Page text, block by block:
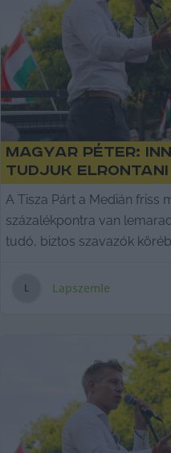
Magyar Péter:
tudjuk elrontani
A Tisza Párt a Medián friss
százalékpontra van
tudó, biztos szavazók
L Lapszemle